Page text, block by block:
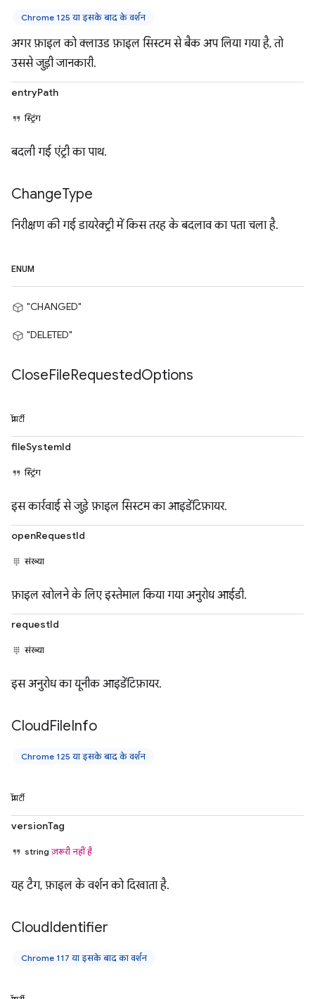
Chrome 125 या इसके बाद के वर्शन
अगर फ़ाइल को क्लाउड फ़ाइल सिस्टम से बैक अप लिया गया है, तो
उससे जुड़ी जानकारी.
entryPath
स्ट्रिंग
बदली गई एंट्री का पाथ.
ChangeType
निरीक्षण की गई डायरेक्ट्री में किस तरह के बदलाव का पता चला है.
ENUM
"CHANGED"
"DELETED"
CloseFileRequestedOptions
प्रॉपर्टी
fileSystemId
स्ट्रिंग
इस कार्रवाई से जुड़े फ़ाइल सिस्टम का आइडेंटिफ़ायर.
openRequestId
संख्या
फ़ाइल खोलने के लिए इस्तेमाल किया गया अनुरोध आईडी.
requestId
संख्या
इस अनुरोध का यूनीक आइडेंटिफ़ायर.
CloudFileInfo
Chrome 125 या इसके बाद के वर्शन
प्रॉपर्टी
versionTag
stringज़रूरी नहीं है
यह टैग, फ़ाइल के वर्शन को दिखाता है.
CloudIdentifier
Chrome 117 या इसके बाद का वर्शन